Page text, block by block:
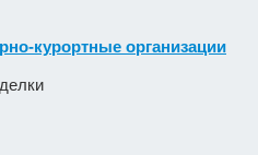
курортные организации